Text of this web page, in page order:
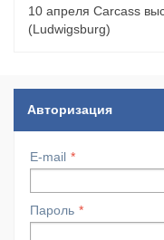
10 апреля Carcass
(Ludwigsburg)
Авторизация
E-mail
Пароль